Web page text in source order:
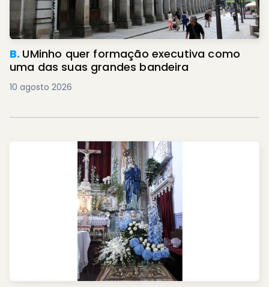
B. UMinho quer formação executiva como
uma das suas grandes bandeira
10 agosto 2026